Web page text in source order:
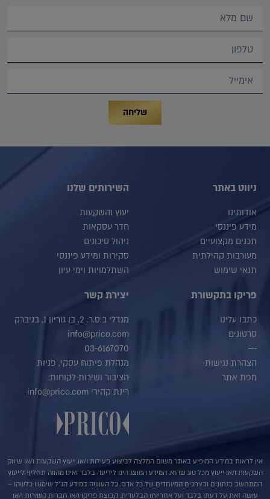
שליחה
ניווט באתר
אודותינו
מידע פיננסי
תכנים מקצועיים
מעורבות קהילתית
תנאי שימוש
השירותים שלנו
יעוץ והשקעות
חדר עסקאות
ניהול סיכונים
סקירות ומידע פיננסי
השתלמויות וימי עיון
פריקו בתקשורת
כתבו עלינו
סרטונים
---
הצהרת נגישות
מפת אתר
יצירת קשר
מגדלי ב.ס.ר. 2, בן גוריון 1, בניברק
info@prico.com
03-6167070
מנהלת פיתוח עסקי, פניות
הציבור ושירות לקוחות:
רינת קהירי info@prico.com
אין לראות במידע המופיע באתר משום המלצה לביצוע פעולות ו/או ייעוץ השקעות ו/או שיווק
השקעות ו/או ייעוץ מכל סוג שהוא. המידע המוצג הינו לידיעה בלבד ואינו מהווה תחליף לייעוץ
המתחשב בנתונים ובצרכים המיוחדים של כל אדם. כל העושה במידע הנ"ל שימוש כלשהו –
עושה זאת על דעתו בלבד ועל אחריותו הבלעדית. קבוצת פריקו ו/או חברות קשורות ו/או